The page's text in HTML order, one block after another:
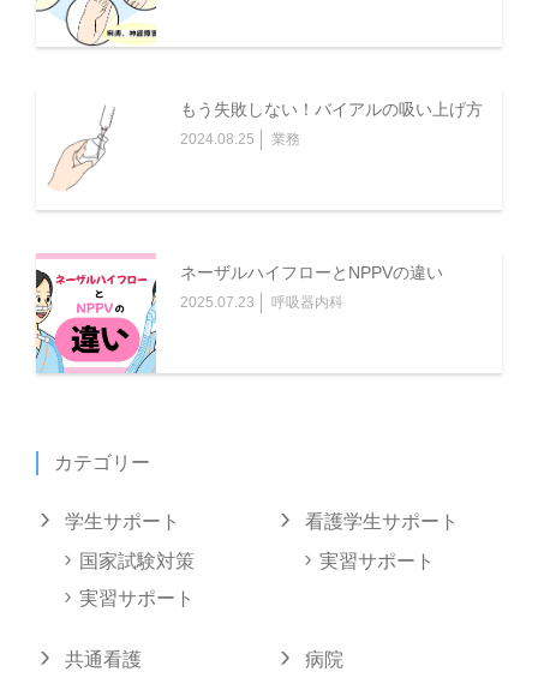
もう失敗しない！バイアルの吸い上げ方
2024.08.25 業務
ネーザルハイフローとNPPVの違い
2025.07.23 呼吸器内科
カテゴリー
学生サポート
国家試験対策
実習サポート
看護学生サポート
実習サポート
共通看護
病院